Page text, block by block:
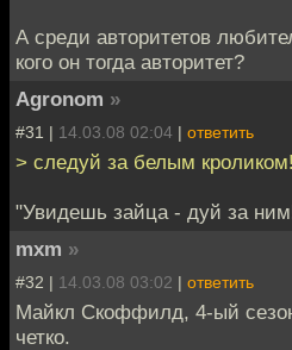
А среди авторитетов
кого он тогда авторитет?
Agronom »
#31 | 14.03.08 02:04 | ответить
> следуй за белым кроликом!
"Увидешь зайца - дуй за
mxm »
#32 | 14.03.08 03:02 | ответить
Майкл Скоффилд, 4-ый
четко.